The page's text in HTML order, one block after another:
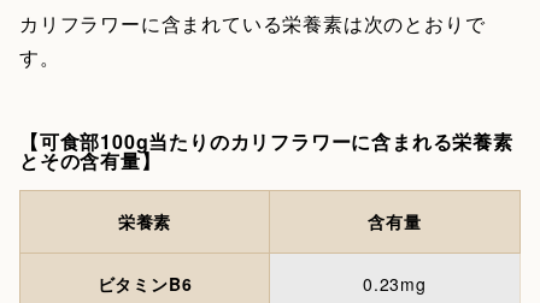
カリフラワーに含まれている栄養素は次のとおりで
す。
【可食部100g当たりのカリフラワーに含まれる栄養素
とその含有量】
栄養素 含有量
ビタミンB6 0.23mg